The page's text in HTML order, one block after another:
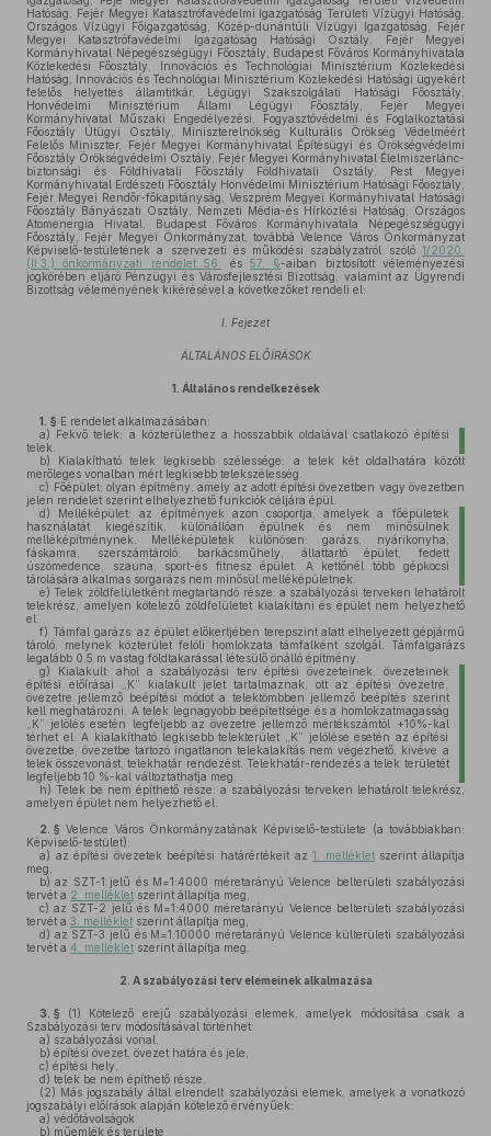
Hatóság, Fejér Megyei Katasztrófavédelmi Igazgatóság Területi Vízügyi Hatóság,
Országos Vízügyi Főigazgatóság, Közép-dunántúli Vízügyi Igazgatóság, Fejér
Megyei Katasztrófavédelmi Igazgatóság Hatósági Osztály, Fejér Megyei
Kormányhivatal Népegészségügyi Főosztály, Budapest Főváros Kormányhivatala
Közlekedési Főosztály, Innovációs és Technológiai Minisztérium Közlekedési
Hatóság, Innovációs és Technológiai Minisztérium Közlekedési Hatósági ügyekért
felelős helyettes államtitkár, Légügyi Szakszolgálati Hatósági Főosztály,
Honvédelmi Minisztérium Állami Légügyi Főosztály, Fejér Megyei
Kormányhivatal Műszaki Engedélyezési, Fogyasztóvédelmi és Foglalkoztatási
Főosztály Útügyi Osztály, Miniszterelnökség Kulturális Örökség Védelméért
Felelős Miniszter, Fejér Megyei Kormányhivatal Építésügyi és Örökségvédelmi
Főosztály Örökségvédelmi Osztály, Fejér Megyei Kormányhivatal Élelmiszerlánc-
biztonsági és Földhivatali Főosztály Földhivatali Osztály, Pest Megyei
Kormányhivatal Erdészeti Főosztály Honvédelmi Minisztérium Hatósági Főosztály,
Fejér Megyei Rendőr-főkapitányság, Veszprém Megyei Kormányhivatal Hatósági
Főosztály Bányászati Osztály, Nemzeti Média-és Hírközlési Hatóság, Országos
Atomenergia Hivatal, Budapest Főváros Kormányhivatala Népegészségügyi
Főosztály, Fejér Megyei Önkormányzat, továbbá Velence Város Önkormányzat
Képviselő-testületének a szervezeti és működési szabályzatról szóló 1/2020.
(II.3.) önkormányzati rendelet 56.
és 57. §-aiban biztosított véleményezési
jogkörében eljáró Pénzügyi és Városfejlesztési Bizottság, valamint az Ügyrendi
Bizottság véleményének kikérésével a következőket rendeli el:
I. Fejezet
ÁLTALÁNOS ELŐÍRÁSOK
1. Általános rendelkezések
1. § E rendelet alkalmazásában:
a) Fekvő telek: a közterülethez a hosszabbik oldalával csatlakozó építési
telek.
b) Kialakítható telek legkisebb szélessége: a telek két oldalhatára között
merőleges vonalban mért legkisebb telekszélesség.
c) Főépület: olyan építmény, amely az adott építési övezetben vagy övezetben
jelen rendelet szerint elhelyezhető funkciók céljára épül.
d) Melléképület: az építmények azon csoportja, amelyek a főépületek
használatát kiegészítik, különállóan épülnek és nem minősülnek
melléképítménynek. Melléképületek különösen: garázs, nyárikonyha,
fáskamra, szerszámtároló, barkácsműhely, állattartó épület, fedett
úszómedence, szauna, sport-és fitnesz épület. A kettőnél több gépkocsi
tárolására alkalmas sorgarázs nem minősül melléképületnek.
e) Telek zöldfelületként megtartandó része: a szabályozási terveken lehatárolt
telekrész, amelyen kötelező zöldfelületet kialakítani és épület nem helyezhető
el.
f) Támfal garázs: az épület előkertjében terepszint alatt elhelyezett gépjármű
tároló, melynek közterület felöli homlokzata támfalként szolgál. Támfalgarázs
legalább 0,5 m vastag földtakarással létesülő önálló építmény.
g) Kialakult: ahol a szabályozási terv építési övezeteinek, övezeteinek
építési előírásai „K” kialakult jelet tartalmaznak, ott az építési övezetre,
övezetre jellemző beépítési módot a telektömbben jellemző beépítés szerint
kell meghatározni. A telek legnagyobb beépítettsége és a homlokzatmagasság
„K” jelölés esetén legfeljebb az övezetre jellemző mértékszámtól +10%-kal
térhet el. A kialakítható legkisebb telekterület „K” jelölése esetén az építési
övezetbe, övezetbe tartozó ingatlanon telekalakítás nem végezhető, kivéve a
telek összevonást, telekhatár rendezést. Telekhatár-rendezés a telek területét
legfeljebb 10 %-kal változtathatja meg.
h) Telek be nem építhető része: a szabályozási terveken lehatárolt telekrész,
amelyen épület nem helyezhető el.
2. § Velence Város Önkormányzatának Képviselő-testülete (a továbbiakban:
Képviselő-testület):
a) az építési övezetek beépítési határértékeit az1. mellékletszerint állapítja
meg,
b) az SZT-1 jelű és M=1:4000 méretarányú Velence belterületi szabályozási
tervét a 2. melléklet szerint állapítja meg,
c) az SZT-2 jelű és M=1:4000 méretarányú Velence belterületi szabályozási
tervét a 3. melléklet szerint állapítja meg,
d) az SZT-3 jelű és M=1:10000 méretarányú Velence külterületi szabályozási
tervét a 4. melléklet szerint állapítja meg.
2. A szabályozási terv elemeinek alkalmazása
3. § (1)
Kötelező erejű szabályozási elemek, amelyek módosítása csak a
Szabályozási terv módosításával történhet:
a) szabályozási vonal,
b) építési övezet, övezet határa és jele,
c) építési hely,
d) telek be nem építhető része.
(2) Más jogszabály által elrendelt szabályozási elemek, amelyek a vonatkozó
jogszabályi előírások alapján kötelező érvényűek:
a) védőtávolságok
b) műemlék és területe